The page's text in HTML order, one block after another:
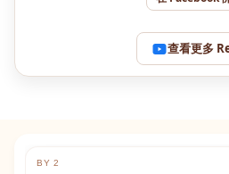
查看更多
BY 2